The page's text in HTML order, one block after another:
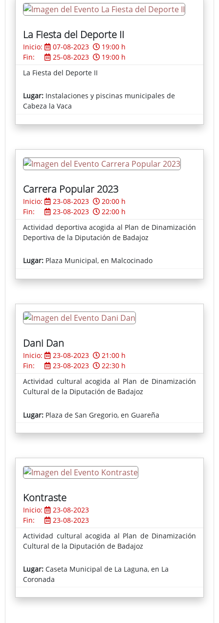
La Fiesta del Deporte II
Inicio: 07-08-2023
19:00 h
Fin:
25-08-2023
19:00 h
La Fiesta del Deporte II
Lugar: Instalaciones y piscinas municipales de
Cabeza la Vaca
Carrera Popular 2023
Inicio: 23-08-2023
20:00 h
Fin:
23-08-2023
22:00 h
Actividad deportiva acogida al Plan de Dinamización
Deportiva de la Diputación de Badajoz
Lugar: Plaza Municipal, en Malcocinado
Dani Dan
Inicio: 23-08-2023
21:00 h
Fin:
23-08-2023
22:30 h
Actividad cultural acogida al Plan de Dinamización
Cultural de la Diputación de Badajoz
Lugar: Plaza de San Gregorio, en Guareña
Kontraste
Inicio:
23-08-2023
Fin:
23-08-2023
Actividad cultural acogida al Plan de Dinamización
Cultural de la Diputación de Badajoz
Lugar: Caseta Municipal de La Laguna, en La
Coronada